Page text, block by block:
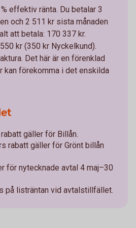
effektiv ränta. Du betalar 3
och 2 511 kr sista månaden
att betala: 170 337 kr.
kr (350 kr Nyckelkund).
Det här är en förenklad
kan förekomma i det enskilda
gäller för Billån.
rabatt gäller för Grönt billån
för nytecknade avtal 4 maj–30
på listräntan vid avtalstillfället.